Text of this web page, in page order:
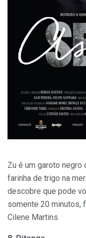
Zu é um garoto negro
farinha de trigo na
descobre que pode
somente 20 minutos,
Cilene Martins.